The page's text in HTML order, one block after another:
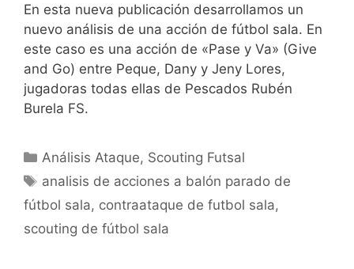
En esta nueva publicación desarrollamos un
nuevo análisis de una acción de fútbol sala. En
este caso es una acción de «Pase y Va» (Give
and Go) entre Peque, Dany y Jeny Lores,
jugadoras todas ellas de Pescados Rubén
Burela FS.
Categorías
Análisis Ataque, Scouting Futsal
Etiquetas
analisis de acciones a balón parado de
fútbol sala, contraataque de futbol sala,
scouting de fútbol sala